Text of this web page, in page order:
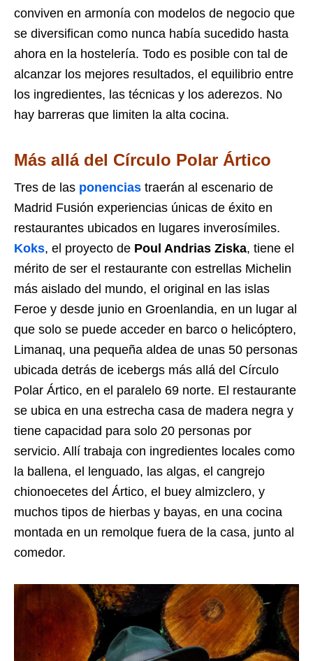
conviven en armonía con modelos de negocio que
se diversifican como nunca había sucedido hasta
ahora en la hostelería. Todo es posible con tal de
alcanzar los mejores resultados, el equilibrio entre
los ingredientes, las técnicas y los aderezos. No
hay barreras que limiten la alta cocina.
Más allá del Círculo Polar Ártico
Tres de las ponencias traerán al escenario de
Madrid Fusión experiencias únicas de éxito en
restaurantes ubicados en lugares inverosímiles.
Koks, el proyecto de Poul Andrias Ziska, tiene el
mérito de ser el restaurante con estrellas Michelin
más aislado del mundo, el original en las islas
Feroe y desde junio en Groenlandia, en un lugar al
que solo se puede acceder en barco o helicóptero,
Limanaq, una pequeña aldea de unas 50 personas
ubicada detrás de icebergs más allá del Círculo
Polar Ártico, en el paralelo 69 norte. El restaurante
se ubica en una estrecha casa de madera negra y
tiene capacidad para solo 20 personas por
servicio. Allí trabaja con ingredientes locales como
la ballena, el lenguado, las algas, el cangrejo
chionoecetes del Ártico, el buey almizclero, y
muchos tipos de hierbas y bayas, en una cocina
montada en un remolque fuera de la casa, junto al
comedor.